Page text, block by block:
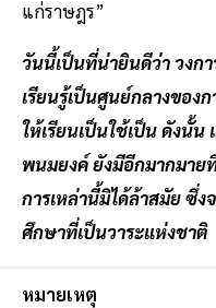
แก่ราษฎร”
วันนี้เป็นที่น่ายินดีว่า วงก
เรียนรู้เป็นศูนย์กลางของ
ให้เรียนเป็นใช้เป็น ดังนั้
พนมยงค์ ยังมีอีกมากมาย
การเหล่านี้มิได้ล้าสมัย ซึ่
ศึกษาที่เป็นวาระแห่งชาติ
หมายเหตุ